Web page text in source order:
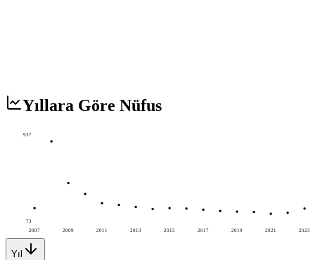
Yıllara Göre Nüfus
2007 2009 2011 2013 2015 2017 2019 2021 2023
937
73
Yıl